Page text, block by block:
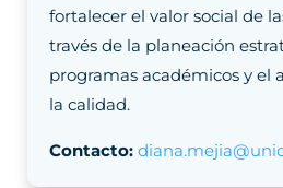
fortalecer el valor social de
través de la planeación
programas académicos y el
la calidad.
Contacto: